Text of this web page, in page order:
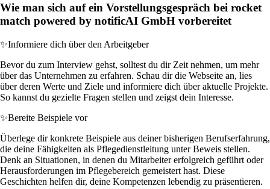
Wie man sich auf ein Vorstellungsgespräch bei rocket
match powered by notificAI GmbH vorbereitet
✨Informiere dich über den Arbeitgeber
Bevor du zum Interview gehst, solltest du dir Zeit nehmen, um mehr
über das Unternehmen zu erfahren. Schau dir die Webseite an, lies
über deren Werte und Ziele und informiere dich über aktuelle Projekte.
So kannst du gezielte Fragen stellen und zeigst dein Interesse.
✨Bereite Beispiele vor
Überlege dir konkrete Beispiele aus deiner bisherigen Berufserfahrung,
die deine Fähigkeiten als Pflegedienstleitung unter Beweis stellen.
Denk an Situationen, in denen du Mitarbeiter erfolgreich geführt oder
Herausforderungen im Pflegebereich gemeistert hast. Diese
Geschichten helfen dir, deine Kompetenzen lebendig zu präsentieren.